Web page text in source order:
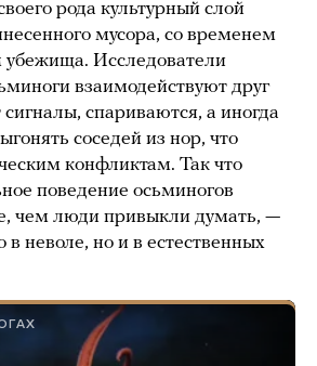
рода культурный слой
мусора, со временем
Исследователи
взаимодействуют друг
спариваются, а иногда
соседей из нор, что
конфликтам. Так что
поведение осьминогов
чем люди привыкли думать, —
в неволе, но и в естественных